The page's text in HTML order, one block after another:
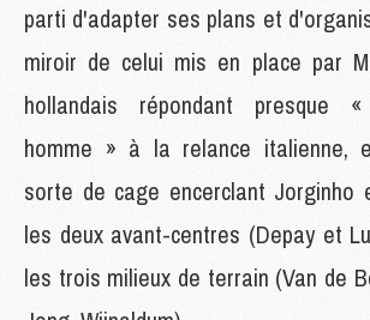
parti d'adapter ses plans et
miroir de celui mis en place par
hollandais répondant presque
homme » à la relance italienne,
sorte de cage encerclant Jorginho
les deux avant-centres (Depay et
les trois milieux de terrain (Van de